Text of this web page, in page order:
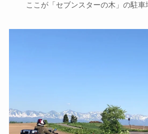
ここが「セブンスターの木」の駐車